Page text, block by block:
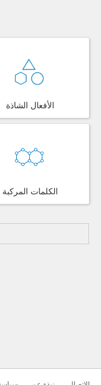
الأفعال الشاذة
الكلمات المركبة